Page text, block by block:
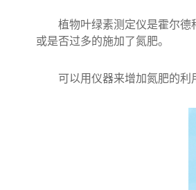
植物叶绿素测定仪是霍尔德科
或是否过多的施加了氮肥。
可以用仪器来增加氮肥的利用